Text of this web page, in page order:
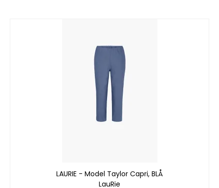
LAURIE - Model Taylor Capri, BLÅ
LauRie